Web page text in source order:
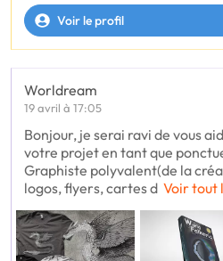
Voir le profil
Worldream
19 avril à 17:05
Bonjour, je serai ravi de vous
votre projet en tant que
Graphiste polyvalent(de la
logos, flyers, cartes d Voir tout